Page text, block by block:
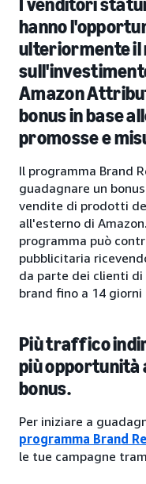
hanno
ulteriormente
Amazon
bonus in base
promosse e
Il programma Brand
guadagnare un
vendite di prodotti
all'esterno di
programma può
pubblicitaria
da parte dei clienti
brand fino a 14
Più traffico
più opportunità
bonus.
Per iniziare a
programma Brand
le tue campagne